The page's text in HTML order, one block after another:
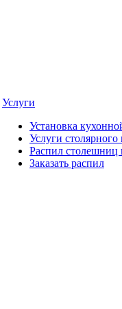
Услуги
Установка
Услуги столярного
Распил
Заказать распил